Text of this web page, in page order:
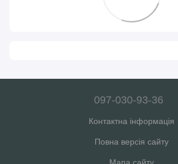
097-030-93-36
Контактна інформація
Повна версія сайту